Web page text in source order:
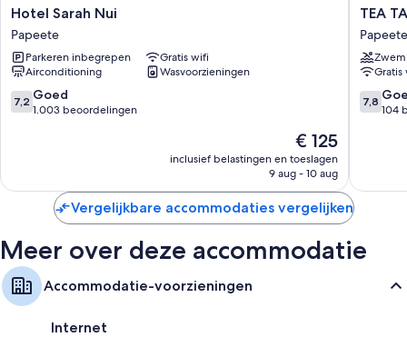
Aparte zitruimtes, aparte eetruimtes en gemeenschappelijke
Hotel
Sarah
Nui
Papeete
Hotel Sarah Nui
Papeete
Parkeren inbegrepen
Gratis wifi
Airconditioning
Wasvoorzieningen
7.2
van
7,2 Goed
1.003 beoordelingen
De
prijs
is
€ 125
inclusief belastingen en toeslagen
9 aug - 10 aug
TEA
TAHITI
Holidays
Papeete
TEA
Papeete
Gratis
7.8
van
7,8
104
Vergelijkbare accommodaties vergelijken
Meer over deze accommodatie
Accommodatie-voorzieningen
Internet